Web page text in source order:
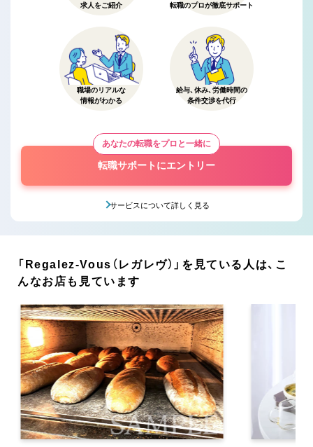
求人をご紹介 転職のプロが徹底サポート
職場のリアルな
情報がわかる
給与、休み、労働時間の
条件交渉を代行
あなたの転職をプロと一緒に
転職サポートにエントリー
サービスについて詳しく見る
「Regalez-Vous（レガレヴ）」を見ている人は、こ
んなお店も見ています